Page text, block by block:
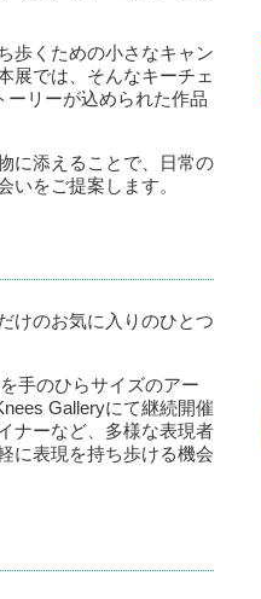
歩くための小さなキャン
展では、そんなキーチェ
ーリーが込められた作品
に添えることで、日常の
をご提案します。
けのお気に入りのひとつ
手のひらサイズのアー
Galleryにて継続開催
ナーなど、多様な表現者
に表現を持ち歩ける機会